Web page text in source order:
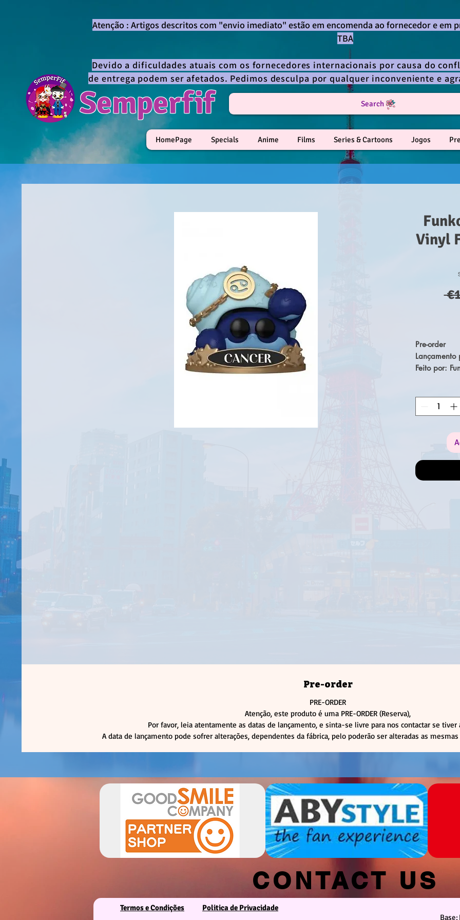
Semperfif
Atenção : Artigos descritos com "envio imediato" estão em encomenda ao fornecedor e em
TBA
Devido a dificuldades atuais com os fornecedores internacionais por causa do
de entrega podem ser afetados. Pedimos desculpa por qualquer inconveniente e
Search
HomePage Specials Anime Films Series & Cartoons Jogos
Vinyl
Pre-order
Feito por:
Da popular
top de vinil.
Certifica-te
Pre-order
PRE-ORDER
Atenção, este produto é uma PRE-ORDER (Reserva),
Por favor, leia atentamente as datas de lançamento, e sinta-se livre para nos contactar se tiver
A data de lançamento pode sofrer alterações, dependentes da fábrica, pelo poderão ser alteradas as
CONTACT US
Termos e Condições Politica de Privacidade